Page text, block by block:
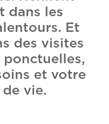
dans les
Et
des visites
ponctuelles,
et votre
vie.